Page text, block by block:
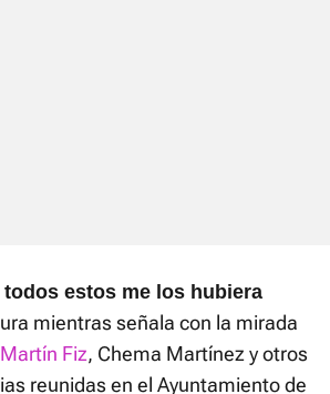
todos estos me los hubiera
mientras señala con la mirada
Martín Fiz, Chema Martínez y otros
reunidas en el Ayuntamiento de